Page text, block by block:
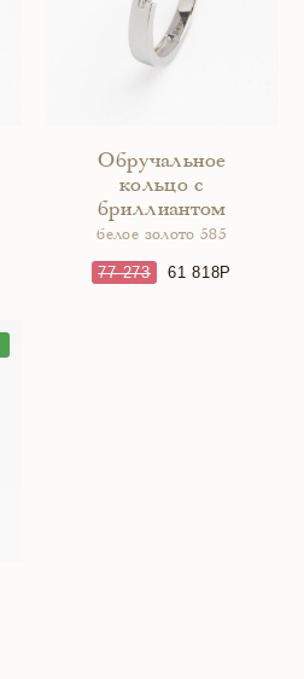
Обручальное
кольцо с
бриллиантом
белое золото 585
77 273 61 818